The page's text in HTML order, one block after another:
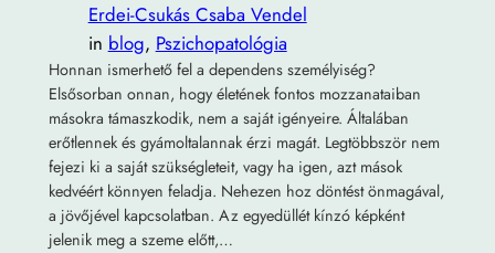
Erdei-Csukás Csaba Vendel
in blog, Pszichopatológia
Honnan ismerhető fel a dependens személyiség?
Elsősorban onnan, hogy életének fontos mozzanataiban
másokra támaszkodik, nem a saját igényeire. Általában
erőtlennek és gyámoltalannak érzi magát. Legtöbbször nem
fejezi ki a saját szükségleteit, vagy ha igen, azt mások
kedvéért könnyen feladja. Nehezen hoz döntést önmagával,
a jövőjével kapcsolatban. Az egyedüllét kínzó képként
jelenik meg a szeme előtt,…